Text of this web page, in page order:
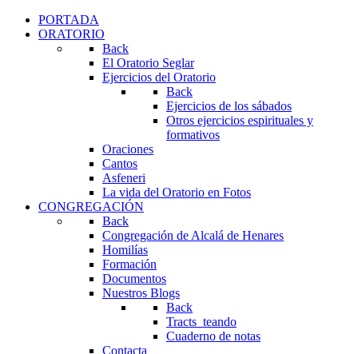
PORTADA
ORATORIO
Back
El Oratorio Seglar
Ejercicios del Oratorio
Back
Ejercicios de los sábados
Otros ejercicios espirituales y
formativos
Oraciones
Cantos
Asfeneri
La vida del Oratorio en Fotos
CONGREGACIÓN
Back
Congregación de Alcalá de Henares
Homilías
Formación
Documentos
Nuestros Blogs
Back
Tracts_teando
Cuaderno de notas
Contacta